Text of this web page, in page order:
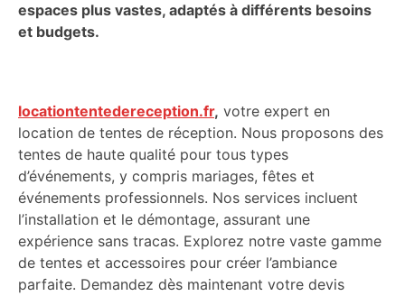
espaces plus vastes, adaptés à différents besoins
et budgets.
locationtentedereception.fr, votre expert en
location de tentes de réception. Nous proposons des
tentes de haute qualité pour tous types
d’événements, y compris mariages, fêtes et
événements professionnels. Nos services incluent
l’installation et le démontage, assurant une
expérience sans tracas. Explorez notre vaste gamme
de tentes et accessoires pour créer l’ambiance
parfaite. Demandez dès maintenant votre devis